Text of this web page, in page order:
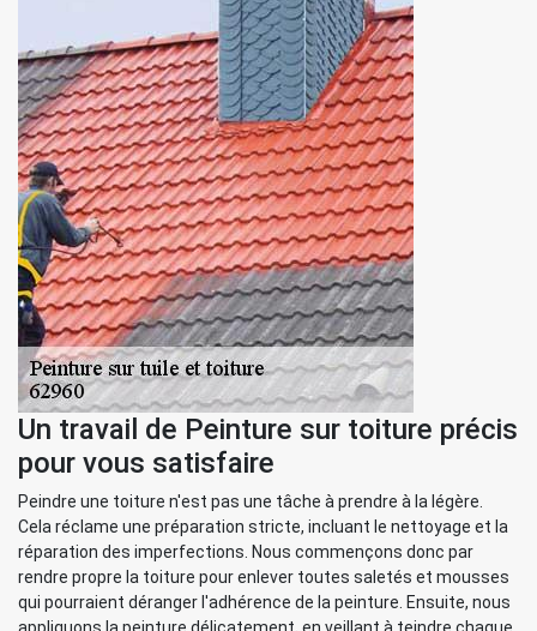
Un travail de Peinture sur toiture précis
pour vous satisfaire
Peindre une toiture n'est pas une tâche à prendre à la légère.
Cela réclame une préparation stricte, incluant le nettoyage et la
réparation des imperfections. Nous commençons donc par
rendre propre la toiture pour enlever toutes saletés et mousses
qui pourraient déranger l'adhérence de la peinture. Ensuite, nous